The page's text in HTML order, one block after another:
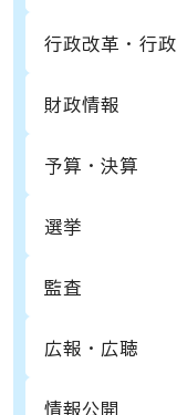
行政改革・行
財政情報
予算・決算
選挙
監査
広報・広聴
情報公開